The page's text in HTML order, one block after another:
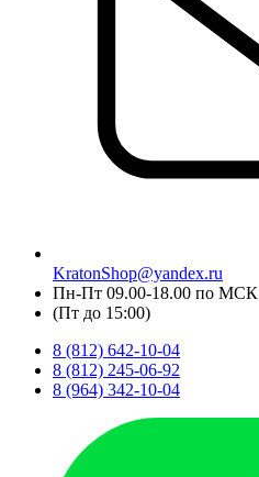
KratonShop@yandex.ru
Пн-Пт 09.00-18.00 по МСК
(Пт до 15:00)
8 (812) 642-10-04
8 (812) 245-06-92
8 (964) 342-10-04